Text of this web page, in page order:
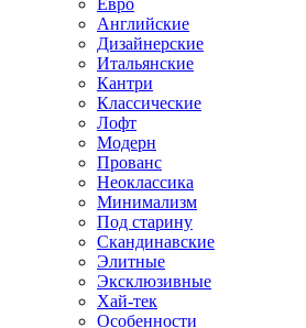
Евро
Английские
Дизайнерские
Итальянские
Кантри
Классические
Лофт
Модерн
Прованс
Неоклассика
Минимализм
Под старину
Скандинавские
Элитные
Эксклюзивные
Хай-тек
Особенности